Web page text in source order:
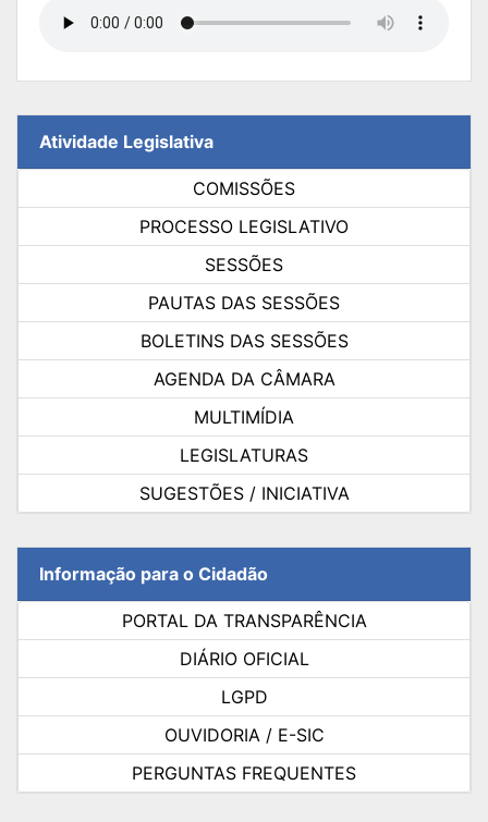
Atividade Legislativa
COMISSÕES
PROCESSO LEGISLATIVO
SESSÕES
PAUTAS DAS SESSÕES
BOLETINS DAS SESSÕES
AGENDA DA CÂMARA
MULTIMÍDIA
LEGISLATURAS
SUGESTÕES / INICIATIVA
Informação para o Cidadão
PORTAL DA TRANSPARÊNCIA
DIÁRIO OFICIAL
LGPD
OUVIDORIA / E-SIC
PERGUNTAS FREQUENTES